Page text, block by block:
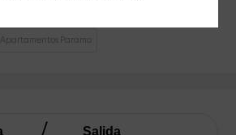
Apartamentos Paramo